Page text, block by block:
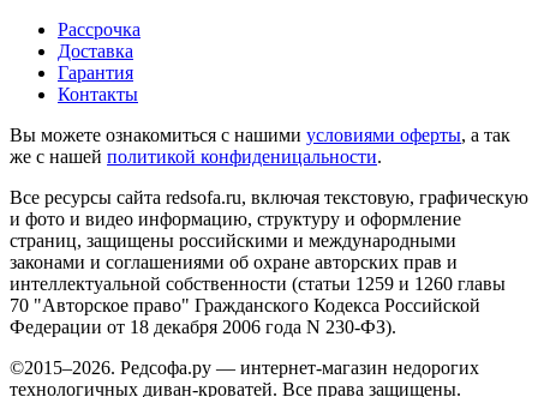
Рассрочка
Доставка
Гарантия
Контакты
Вы можете ознакомиться с нашими условиями оферты, а так
же с нашей политикой конфиденицальности.
Все ресурсы сайта redsofa.ru, включая текстовую, графическую
и фото и видео информацию, структуру и оформление
страниц, защищены российскими и международными
законами и соглашениями об охране авторских прав и
интеллектуальной собственности (статьи 1259 и 1260 главы
70 "Авторское право" Гражданского Кодекса Российской
Федерации от 18 декабря 2006 года N 230-ФЗ).
©2015–2026. Редсофа.ру — интернет-магазин недорогих
технологичных диван-кроватей. Все права защищены.